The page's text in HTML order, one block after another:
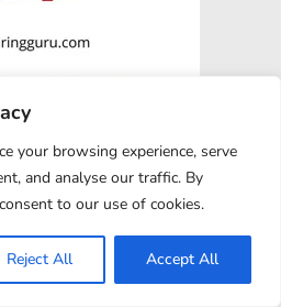
your browsing experience, serve
and analyse our traffic. By
to our use of cookies.
Reject All Accept All